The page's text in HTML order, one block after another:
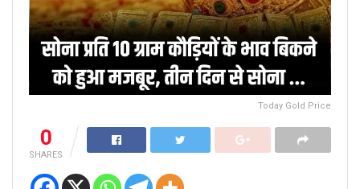
Today Gold Price
0
SHARES